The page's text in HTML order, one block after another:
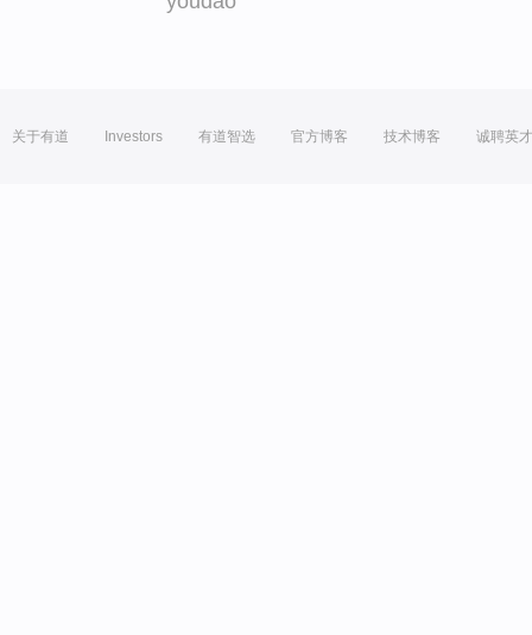
关于有道 Investors 有道智选 官方博客 技术博客 诚聘英才